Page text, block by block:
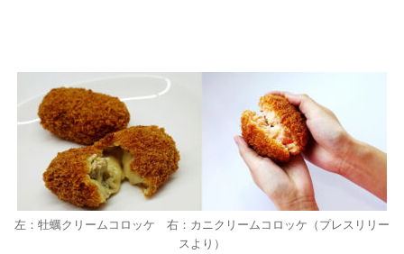
左：牡蠣クリームコロッケ 右：カニクリームコロッケ（プレスリリー
スより）